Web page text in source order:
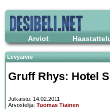
Arviot
Levyarvio
Gruff Rhys: Hotel
Julkaistu: 14.02.2011
Arvostelija: Tuomas Tiainen